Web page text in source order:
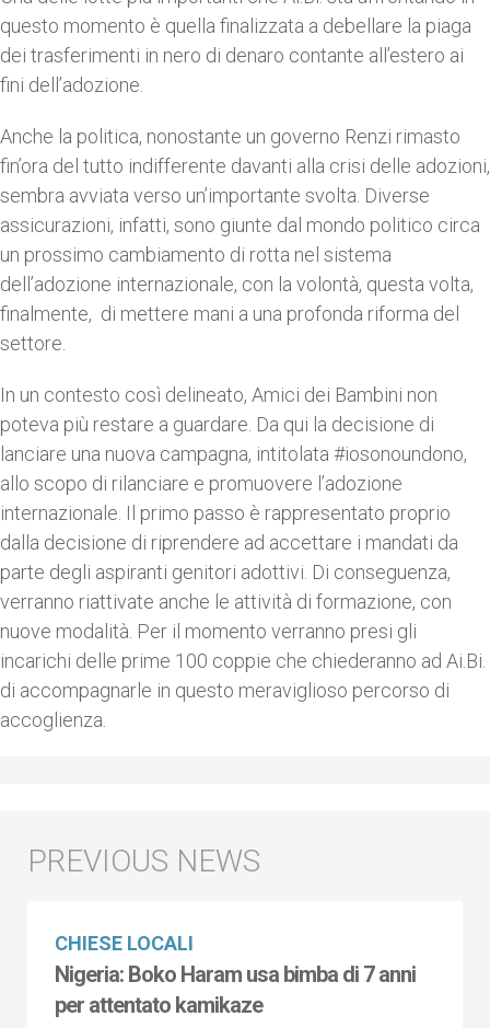
questo momento è quella finalizzata a debellare la piaga
dei trasferimenti in nero di denaro contante all’estero ai
fini dell’adozione.
Anche la politica, nonostante un governo Renzi rimasto
fin’ora del tutto indifferente davanti alla crisi delle adozioni,
sembra avviata verso un’importante svolta. Diverse
assicurazioni, infatti, sono giunte dal mondo politico circa
un prossimo cambiamento di rotta nel sistema
dell’adozione internazionale, con la volontà, questa volta,
finalmente, di mettere mani a una profonda riforma del
settore.
In un contesto così delineato, Amici dei Bambini non
poteva più restare a guardare. Da qui la decisione di
lanciare una nuova campagna, intitolata #iosonoundono,
allo scopo di rilanciare e promuovere l’adozione
internazionale. Il primo passo è rappresentato proprio
dalla decisione di riprendere ad accettare i mandati da
parte degli aspiranti genitori adottivi. Di conseguenza,
verranno riattivate anche le attività di formazione, con
nuove modalità. Per il momento verranno presi gli
incarichi delle prime 100 coppie che chiederanno ad Ai.Bi.
di accompagnarle in questo meraviglioso percorso di
accoglienza.
CHIESE LOCALI
Nigeria: Boko Haram usa bimba di 7 anni
per attentato kamikaze